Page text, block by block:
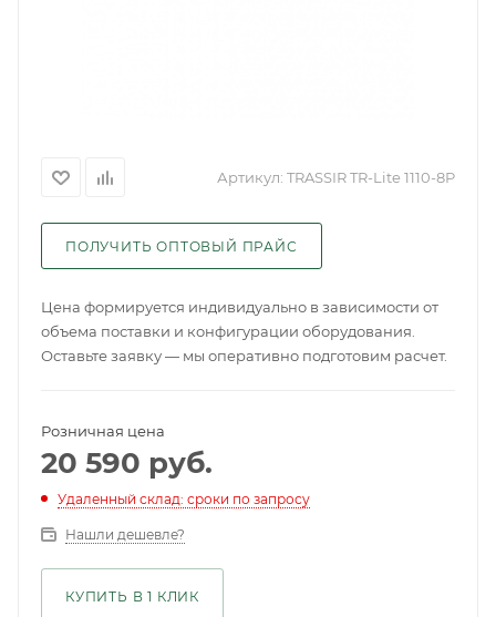
Артикул: TRASSIR TR-Lite 1110-8P
ПОЛУЧИТЬ ОПТОВЫЙ ПРАЙС
Цена формируется индивидуально в зависимости от
объема поставки и конфигурации оборудования.
Оставьте заявку — мы оперативно подготовим расчет.
Розничная цена
20 590 руб.
Удаленный склад: сроки по запросу
Нашли дешевле?
КУПИТЬ В 1 КЛИК